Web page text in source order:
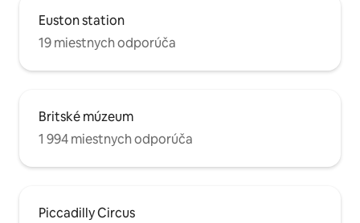
Euston station
19 miestnych odporúča
Britské múzeum
1 994 miestnych odporúča
Piccadilly Circus